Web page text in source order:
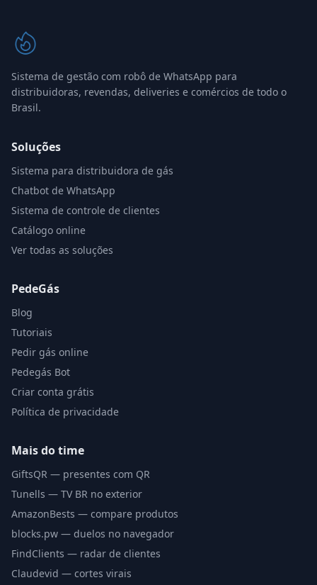
Sistema de gestão com robô de WhatsApp para
distribuidoras, revendas, deliveries e comércios de todo o
Brasil.
Soluções
Sistema para distribuidora de gás
Chatbot de WhatsApp
Sistema de controle de clientes
Catálogo online
Ver todas as soluções
PedeGás
Blog
Tutoriais
Pedir gás online
Pedegás Bot
Criar conta grátis
Política de privacidade
Mais do time
GiftsQR — presentes com QR
Tunells — TV BR no exterior
AmazonBests — compare produtos
blocks.pw — duelos no navegador
FindClients — radar de clientes
Claudevid — cortes virais